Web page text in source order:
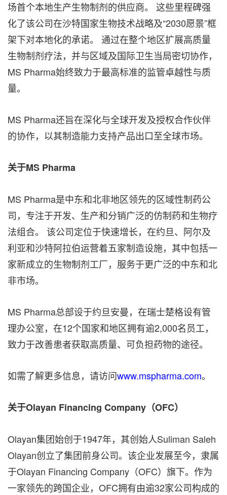
场首个本地生产生物制剂的供应商。 这些里程碑强
化了该公司在沙特国家生物技术战略及“2030愿景”框
架下对本地化的承诺。 通过在整个地区扩展高质量
生物制剂疗法，并与区域及国际卫生当局密切协作，
MS Pharma始终致力于最高标准的监管卓越性与质
量。
MS Pharma还旨在深化与全球开发及授权合作伙伴
的协作，以其制造能力支持产品出口至全球市场。
关于MS Pharma
MS Pharma是中东和北非地区领先的区域性制药公
司，专注于开发、生产和分销广泛的仿制药和生物疗
法组合。 该公司定位于快速增长，在约旦、阿尔及
利亚和沙特阿拉伯运营着五家制造设施，其中包括一
家新成立的生物制剂工厂，服务于更广泛的中东和北
非市场。
MS Pharma总部设于约旦安曼，在瑞士楚格设有管
理办公室，在12个国家和地区拥有逾2,000名员工，
致力于改善患者获取高质量、可负担药物的途径。
如需了解更多信息，请访问www.mspharma.com。
关于Olayan Financing Company（OFC）
Olayan集团始创于1947年，其创始人Suliman Saleh
Olayan创立了集团前身公司。该企业发展至今，隶属
于Olayan Financing Company（OFC）旗下。作为
一家领先的跨国企业，OFC拥有由逾32家公司构成的